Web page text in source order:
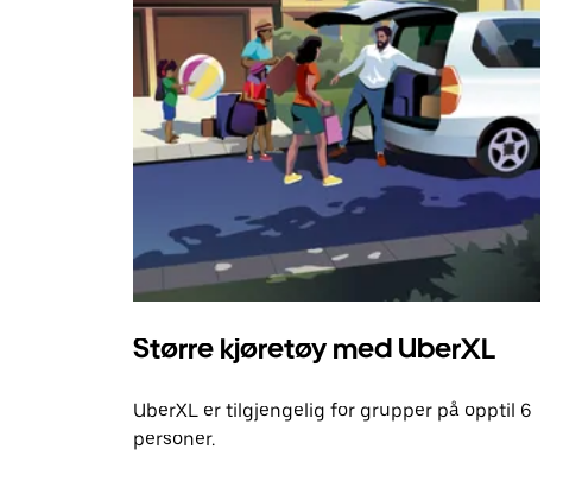
Større kjøretøy med UberXL
UberXL er tilgjengelig for grupper på opptil 6
personer.